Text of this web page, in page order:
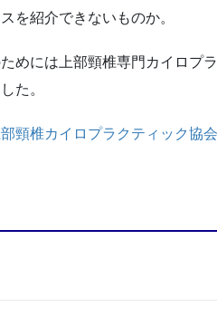
を紹介できないものか。
めには上部頸椎専門カイロプ
た。
頸椎カイロプラクティック協会